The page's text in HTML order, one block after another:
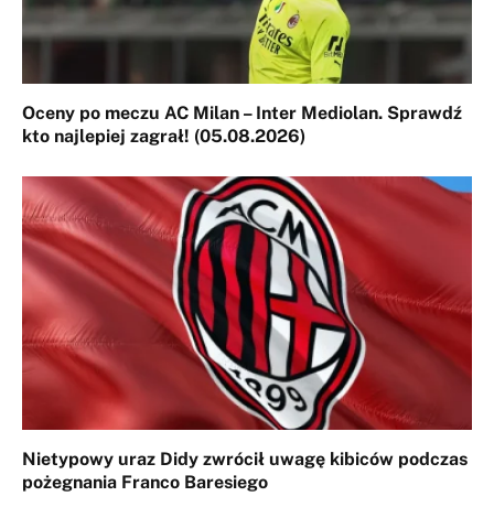
Oceny po meczu AC Milan – Inter Mediolan. Sprawdź
kto najlepiej zagrał! (05.08.2026)
Nietypowy uraz Didy zwrócił uwagę kibiców podczas
pożegnania Franco Baresiego